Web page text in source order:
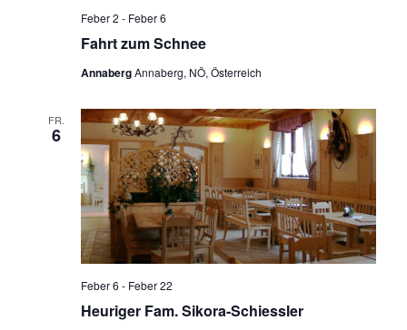
Fahrt zum Schnee
Feber 2 - Feber 6
AnnabergAnnaberg, NÖ, Österreich
FR.
6
Heuriger Fam. Sikora-Schiessler
Feber 6 - Feber 22